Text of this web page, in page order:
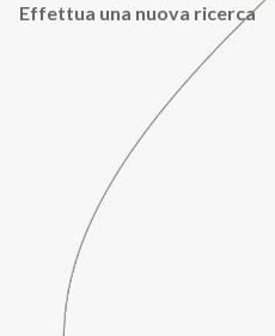
Effettua una nuova ricerca